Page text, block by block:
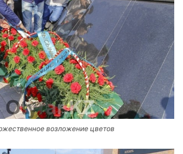
возложение цветов